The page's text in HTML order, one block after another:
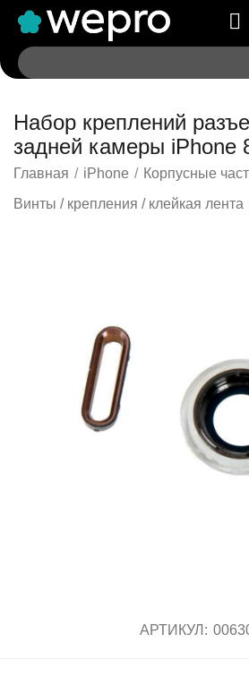
Набор креплений
задней камеры iPhone
Главная / iPhone / Корпусные
Винты / крепления / клейкая лента
АРТИКУЛ: